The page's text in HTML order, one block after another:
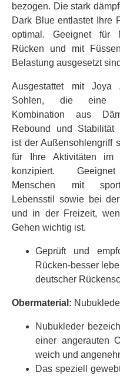
bezogen. Die stark
Dark Blue entlastet Ihre
optimal. Geeignet für
Rücken und mit
Belastung ausgesetzt
Ausgestattet mit Joya
Sohlen, die eine
Kombination aus
Rebound und Stabilität
ist der Außensohlengriff
für Ihre Aktivitäten im
konzipiert.
Menschen mit
Lebensstil sowie bei
und in der Freizeit,
Gehen wichtig ist.
Geprüft und
Rücken-besser
deutscher
Obermaterial:
Nubukleder
einer angerauten
weich und
Das speziell